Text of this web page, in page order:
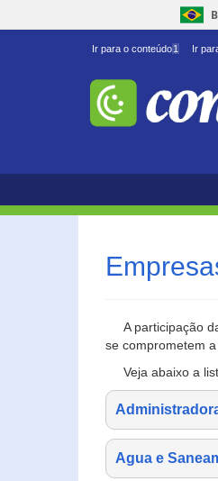
Ir para o conteúdo1 Ir
A participação
se comprometem
Veja abaixo a
Agua e